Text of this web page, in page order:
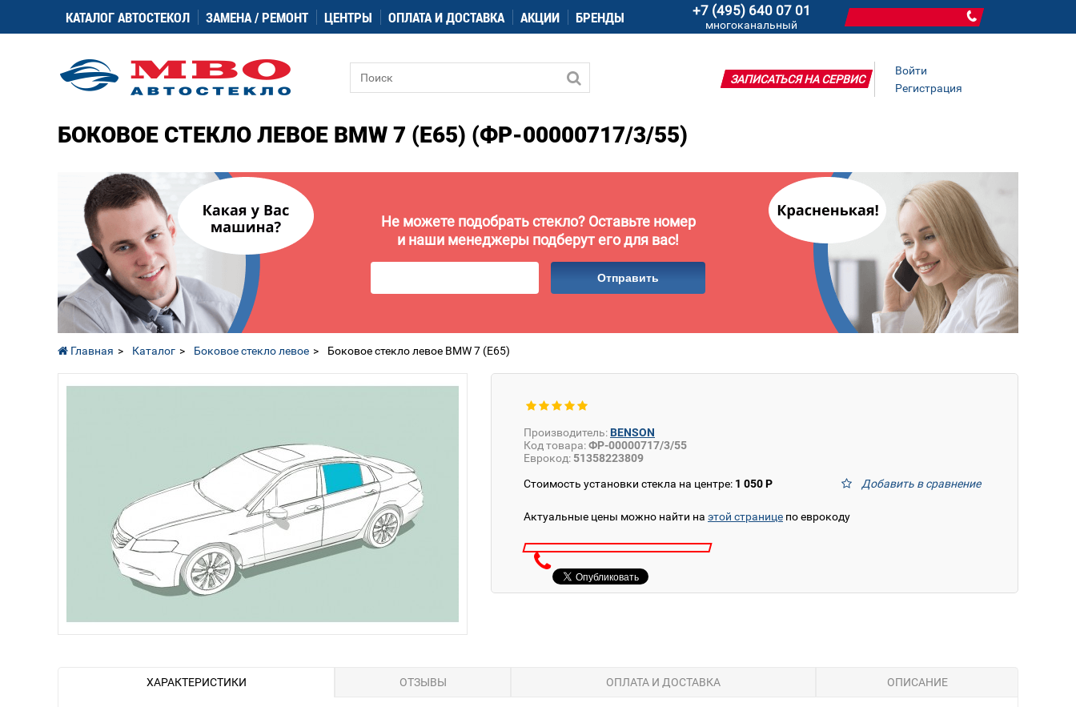
КАТАЛОГ АВТОСТЕКОЛ ЗАМЕНА / РЕМОНТ ЦЕНТРЫ ОПЛАТА И ДОСТАВКА АКЦИИ БРЕНДЫ +7 (495) 640 07 01
многоканальный
Войти
Регистрация
ЗАПИСАТЬСЯ НА СЕРВИС
БОКОВОЕ СТЕКЛО ЛЕВОЕ BMW 7 (E65) (ФР-00000717/3/55)
Не можете подобрать стекло? Оставьте номер
и наши менеджеры подберут его для вас!
Отправить
Главная Каталог Боковое стекло левое Боковое стекло левое BMW 7 (E65)
Производитель:BENSON
Код товара:ФР-00000717/3/55
Еврокод: 51358223809
Добавить в сравнение
Стоимость установки стекла на центре: 1 050 Р
Актуальные цены можно найти на этой странице по еврокоду
ХАРАКТЕРИСТИКИ ОТЗЫВЫ ОПЛАТА И ДОСТАВКА ОПИСАНИЕ